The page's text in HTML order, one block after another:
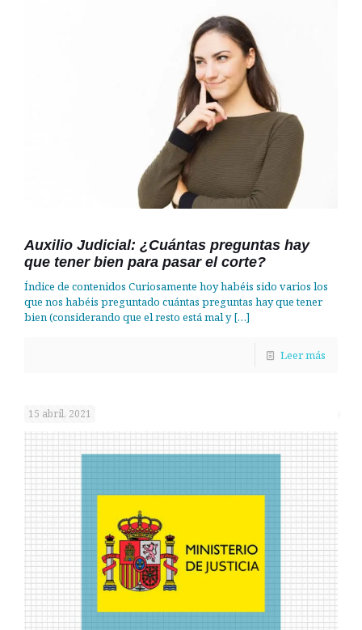
Auxilio Judicial: ¿Cuántas preguntas hay
que tener bien para pasar el corte?
Índice de contenidos Curiosamente hoy habéis sido varios los
que nos habéis preguntado cuántas preguntas hay que tener
bien (considerando que el resto está mal y[…]
Leer más
15 abril, 2021